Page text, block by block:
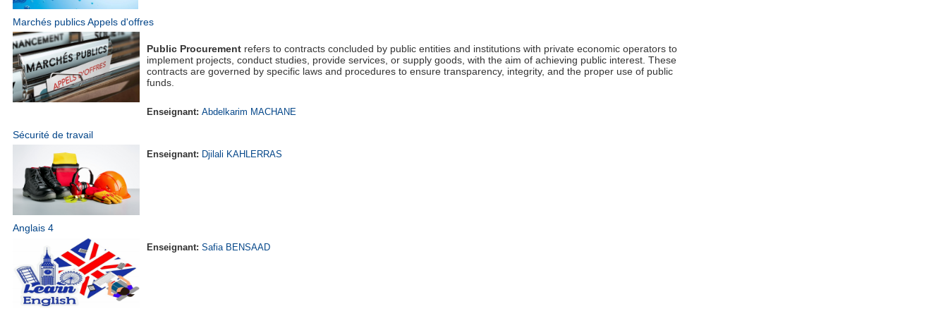
Marchés publics Appels d'offres
Public Procurement refers to contracts concluded by public entities and institutions with private economic operators to
implement projects, conduct studies, provide services, or supply goods, with the aim of achieving public interest. These
contracts are governed by specific laws and procedures to ensure transparency, integrity, and the proper use of public
funds.
Enseignant:Abdelkarim MACHANE
Sécurité de travail
Enseignant: Djilali KAHLERRAS
Anglais 4
Enseignant:Safia BENSAAD